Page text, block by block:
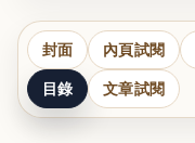
封面 內頁試閱
目錄 文章試閱